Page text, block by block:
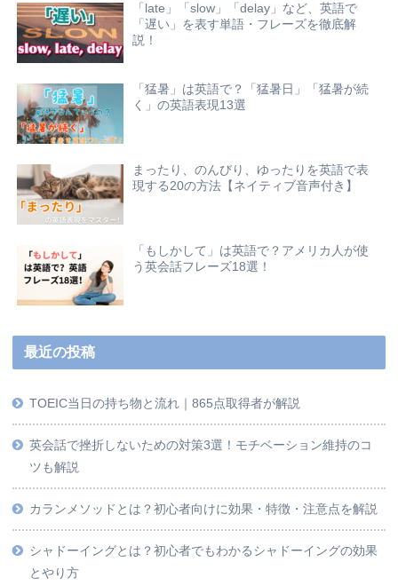
「late」「slow」「delay」など、英語で
「遅い」を表す単語・フレーズを徹底解
説！
「猛暑」は英語で？「猛暑日」「猛暑が続
く」の英語表現13選
まったり、のんびり、ゆったりを英語で表
現する20の方法【ネイティブ音声付き】
「もしかして」は英語で？アメリカ人が使
う英会話フレーズ18選！
最近の投稿
TOEIC当日の持ち物と流れ｜865点取得者が解説
英会話で挫折しないための対策3選！モチベーション維持のコ
ツも解説
カランメソッドとは？初心者向けに効果・特徴・注意点を解説
シャドーイングとは？初心者でもわかるシャドーイングの効果
とやり方